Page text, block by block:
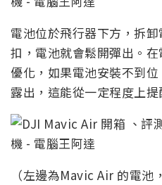
電池位於飛行器下方，拆
扣，電池就會鬆開彈出。
優化，如果電池安裝不到
露出，這能從一定程度上提
（左邊為Mavic Air 的電池